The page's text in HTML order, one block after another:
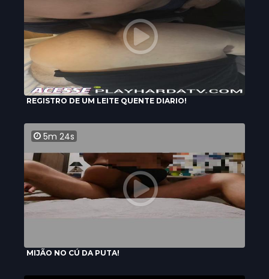
REGISTRO DE UM LEITE QUENTE DIARIO!
5m 24s
MIJÃO NO CÚ DA PUTA!